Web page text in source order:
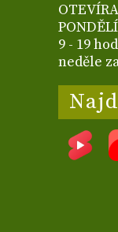
9 - 19
neděle